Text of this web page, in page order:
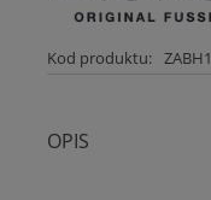
Kod produktu: ZABH1
OPIS